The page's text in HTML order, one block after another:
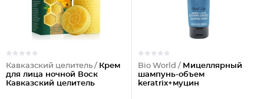
Кавказский целитель / Крем
для лица ночной Воск
Кавказский целитель
Bio World / Мицеллярный
шампунь-объем
keratrix+муцин